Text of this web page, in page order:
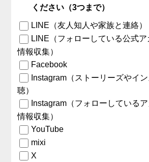
ください（3つまで）
LINE（友人知人や家族と連絡）
LINE（フォローしている公式
情報収集）
Facebook
Instagram（ストーリーズやイ
聴）
Instagram（フォローしている
情報収集）
YouTube
mixi
X